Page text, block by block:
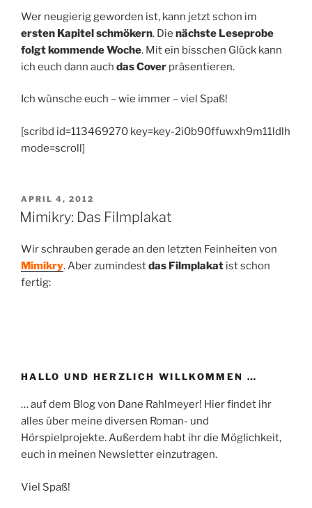
Wer neugierig geworden ist, kann jetzt schon im
ersten Kapitel schmökern. Die nächste Leseprobe
folgt kommende Woche. Mit ein bisschen Glück kann
ich euch dann auch das Cover präsentieren.
Ich wünsche euch – wie immer – viel Spaß!
[scribd id=113469270 key=key-2i0b90ffuwxh9m11ldlh
mode=scroll]
VERÖFFENTLICHT
AM
APRIL 4, 2012
Mimikry: Das Filmplakat
Wir schrauben gerade an den letzten Feinheiten von
Mimikry. Aber zumindestdas Filmplakat ist schon
fertig:
HALLO UND HERZLICH WILLKOMMEN …
… auf dem Blog von Dane Rahlmeyer! Hier findet ihr
alles über meine diversen Roman- und
Hörspielprojekte. Außerdem habt ihr die Möglichkeit,
euch in meinen Newsletter einzutragen.
Viel Spaß!